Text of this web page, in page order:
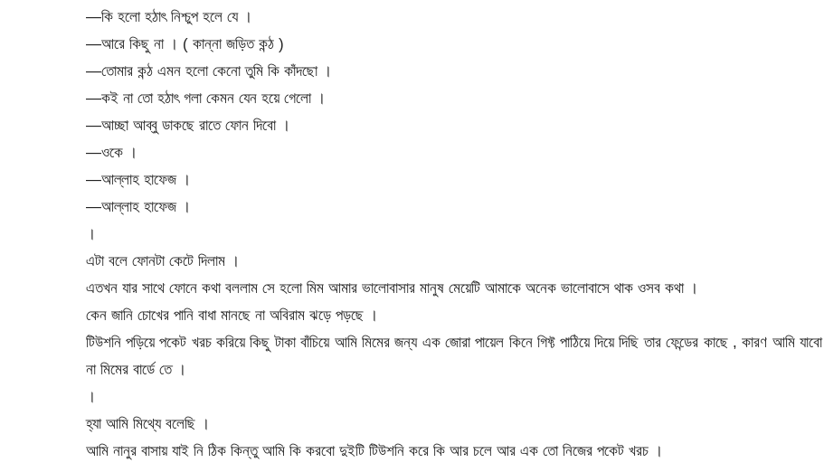
—কি হলো হঠাৎ নিশ্চুপ হলে যে ।
—আরে কিছু না । ( কান্না জড়িত কন্ঠ )
—তোমার কন্ঠ এমন হলো কেনো তুমি কি কাঁদছো ।
—কই না তো হঠাৎ গলা কেমন যেন হয়ে গেলো ।
—আচ্ছা আব্বু ডাকছে রাতে ফোন দিবো ।
—ওকে ।
—আল্লাহ হাফেজ ।
—আল্লাহ হাফেজ ।
।
এটা বলে ফোনটা কেটে দিলাম ।
এতখন যার সাথে ফোনে কথা বললাম সে হলো মিম আমার ভালোবাসার মানুষ মেয়েটি আমাকে অনেক ভালোবাসে থাক ওসব কথা ।
কেন জানি চোখের পানি বাধা মানছে না অবিরাম ঝড়ে পড়ছে ।
টিউশনি পড়িয়ে পকেট খরচ করিয়ে কিছু টাকা বাঁচিয়ে আমি মিমের জন্য এক জোরা পায়েল কিনে গিফ্ট পাঠিয়ে দিয়ে দিছি তার ফেন্ডের কাছে , কারণ আমি যাবো
না মিমের বার্ডে তে ।
।
হ্যা আমি মিথ্যে বলেছি ।
আমি নানুর বাসায় যাই নি ঠিক কিন্তু আমি কি করবো দুইটি টিউশনি করে কি আর চলে আর এক তো নিজের পকেট খরচ ।